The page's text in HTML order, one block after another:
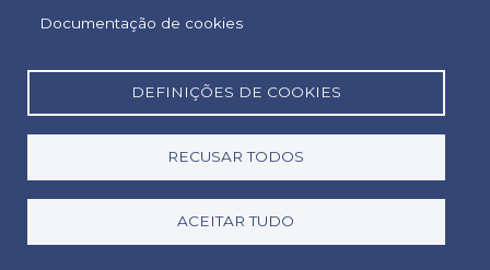
Documentação de cookies
DEFINIÇÕES DE COOKIES
RECUSAR TODOS
ACEITAR TUDO
Dia
Hora
Hora